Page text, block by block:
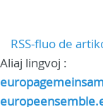
RSS-fluo de
Aliaj lingvoj :